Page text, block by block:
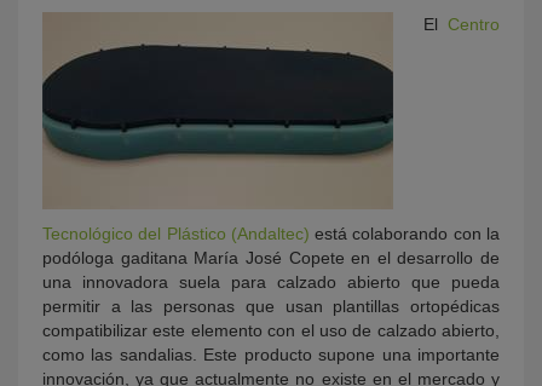
El Centro
Tecnológico del Plástico (Andaltec) está colaborando con la
podóloga gaditana María José Copete en el desarrollo de
una innovadora suela para calzado abierto que pueda
permitir a las personas que usan plantillas ortopédicas
compatibilizar este elemento con el uso de calzado abierto,
como las sandalias. Este producto supone una importante
innovación, ya que actualmente no existe en el mercado y